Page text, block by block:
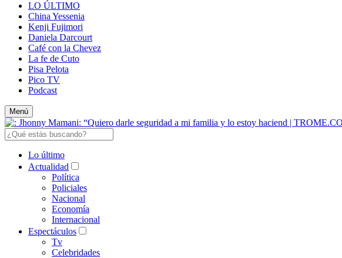
LO ÚLTIMO
China Yessenia
Kenji Fujimori
Daniela Darcourt
Café con la Chevez
La fe de Cuto
Pisa Pelota
Pico TV
Podcast
Menú
Lo último
Actualidad
Política
Policiales
Nacional
Economía
Internacional
Espectáculos
Tv
Celebridades